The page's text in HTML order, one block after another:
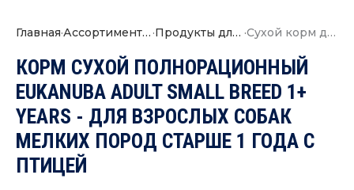
Главная· Ассортимент кормов · Продукты для собак · Сухой корм для взрослых собак мелких пород с птицей
КОРМ СУХОЙ ПОЛНОРАЦИОННЫЙ
EUKANUBA ADULT SMALL BREED 1+
YEARS - ДЛЯ ВЗРОСЛЫХ СОБАК
МЕЛКИХ ПОРОД СТАРШЕ 1 ГОДА С
ПТИЦЕЙ